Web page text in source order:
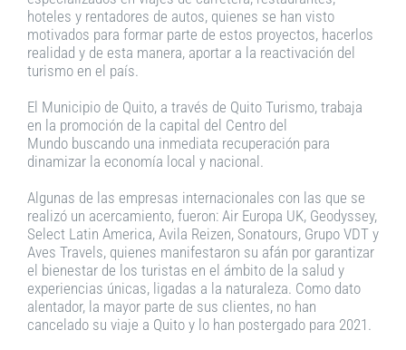
hoteles y rentadores de autos, quienes se han visto
motivados para formar parte de estos proyectos, hacerlos
realidad y de esta manera, aportar a la reactivación del
turismo en el país.
El Municipio de Quito, a través de Quito Turismo, trabaja
en la promoción de la capital del Centro del
Mundo buscando una inmediata recuperación para
dinamizar la economía local y nacional.
Algunas de las empresas internacionales con las que se
realizó un acercamiento, fueron: Air Europa UK, Geodyssey,
Select Latin America, Avila Reizen, Sonatours, Grupo VDT y
Aves Travels, quienes manifestaron su afán por garantizar
el bienestar de los turistas en el ámbito de la salud y
experiencias únicas, ligadas a la naturaleza. Como dato
alentador, la mayor parte de sus clientes, no han
cancelado su viaje a Quito y lo han postergado para 2021.